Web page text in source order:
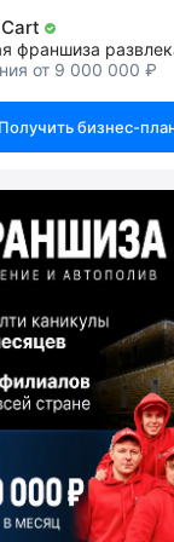
от 9 000 000 ₽
бизнес-